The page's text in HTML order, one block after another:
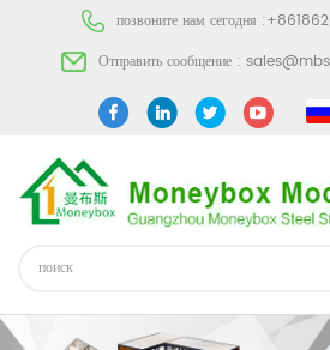
позвоните нам сегодня :
Отправить сообщение :